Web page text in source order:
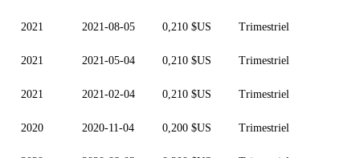
2021 2021-08-05 0,210 $US Trimestriel
2021 2021-05-04 0,210 $US Trimestriel
2021 2021-02-04 0,210 $US Trimestriel
2020 2020-11-04 0,200 $US Trimestriel